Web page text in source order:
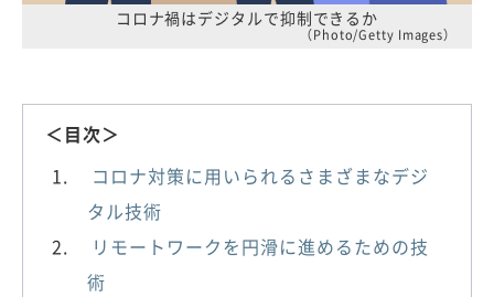
コロナ禍はデジタルで抑制できるか
（Photo/Getty Images）
＜目次＞
コロナ対策に用いられるさまざまなデジ
タル技術
リモートワークを円滑に進めるための技
術